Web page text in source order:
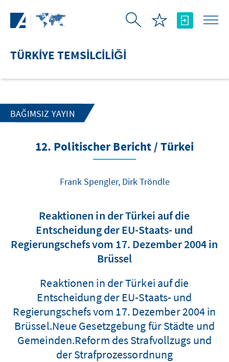
TÜRKIYE TEMSILCILIĞI
BAĞIMSIZ YAYIN
12. Politischer Bericht / Türkei
Frank Spengler, Dirk Tröndle
Reaktionen in der Türkei auf die
Entscheidung der EU-Staats- und
Regierungschefs vom 17. Dezember 2004 in
Brüssel
Reaktionen in der Türkei auf die
Entscheidung der EU-Staats- und
Regierungschefs vom 17. Dezember 2004 in
Brüssel.Neue Gesetzgebung für Städte und
Gemeinden.Reform des Strafvollzugs und
der Strafprozessordnung